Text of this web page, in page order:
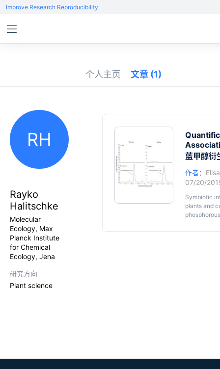
Improve Research Reproducibility
个人主页 文章 (1)
RH
Rayko
Halitschke
Molecular
Ecology, Max
Planck Institute
for Chemical
Ecology, Jena
研究方向
Plant science
蓝甲醇衍
作者：
07/20/
Symbiotic
plants and